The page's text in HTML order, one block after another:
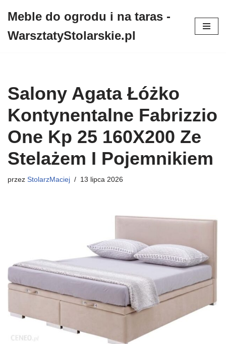
do
Meble do ogrodu i na taras -
WarsztatyStolarskie.pl
Salony Agata Łóżko
Kontynentalne Fabrizzio
One Kp 25 160X200 Ze
Stelażem I Pojemnikiem
przez StolarzMaciej 13 lipca 2026